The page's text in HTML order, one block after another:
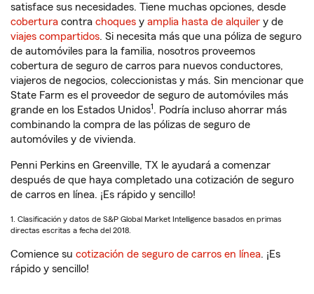
satisface sus necesidades. Tiene muchas opciones, desde
cobertura contra choques y amplia hasta de alquiler y de
viajes compartidos. Si necesita más que una póliza de seguro
de automóviles para la familia, nosotros proveemos
cobertura de seguro de carros para nuevos conductores,
viajeros de negocios, coleccionistas y más. Sin mencionar que
State Farm es el proveedor de seguro de automóviles más
grande en los Estados Unidos1. Podría incluso ahorrar más
combinando la compra de las pólizas de seguro de
automóviles y de vivienda.
Penni Perkins en Greenville, TX le ayudará a comenzar
después de que haya completado una cotización de seguro
de carros en línea. ¡Es rápido y sencillo!
1. Clasificación y datos de S&P Global Market Intelligence basados en primas
directas escritas a fecha del 2018.
Comience su cotización de seguro de carros en línea. ¡Es
rápido y sencillo!